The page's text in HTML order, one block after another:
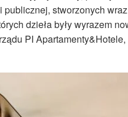
stworzonych
dzieła były wyrazem
PI Apartamenty&Hotele,